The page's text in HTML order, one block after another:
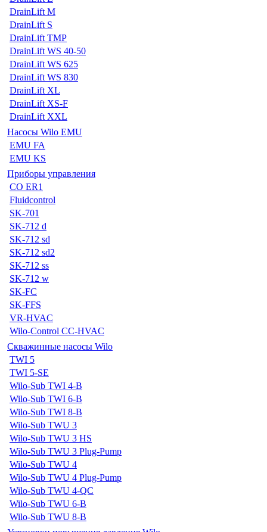
DrainLift M
DrainLift S
DrainLift TMP
DrainLift WS 40-50
DrainLift WS 625
DrainLift WS 830
DrainLift XL
DrainLift XS-F
DrainLift XXL
Насосы Wilo EMU
EMU FA
EMU KS
Приборы управления
CO ER1
Fluidcontrol
SK-701
SK-712 d
SK-712 sd
SK-712 sd2
SK-712 ss
SK-712 w
SK-FC
SK-FFS
VR-HVAC
Wilo-Control CC-HVAC
Скважинные насосы Wilo
TWI 5
TWI 5-SE
Wilo-Sub TWI 4-B
Wilo-Sub TWI 6-B
Wilo-Sub TWI 8-B
Wilo-Sub TWU 3
Wilo-Sub TWU 3 HS
Wilo-Sub TWU 3 Plug-Pump
Wilo-Sub TWU 4
Wilo-Sub TWU 4 Plug-Pump
Wilo-Sub TWU 4-QC
Wilo-Sub TWU 6-B
Wilo-Sub TWU 8-B